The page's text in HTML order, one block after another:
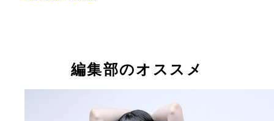
編集部のオススメ